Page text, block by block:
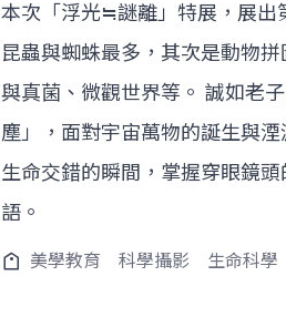
本次「浮光≒謎離」特展，展出
昆蟲與蜘蛛最多，其次是動物
與真菌、微觀世界等。 誠如老
塵」，面對宇宙萬物的誕生與
生命交錯的瞬間，掌握穿眼鏡
語。
美學教育 科學攝影 生命科學